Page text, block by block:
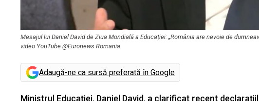
Mesajul lui Daniel David de Ziua Mondială a Educației: „România are nevoie de
video YouTube @Euronews Romania
Adaugă-ne ca sursă preferată în Google
Ministrul Educației, Daniel David, a clarificat recent